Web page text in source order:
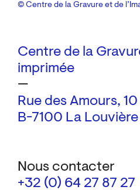
Centre de la
imprimée
—
Rue des Amours, 10
B-7100 La Louvière
Nous contacter
+32 (0) 64 27 87 27
© Centre de la Gravure et de